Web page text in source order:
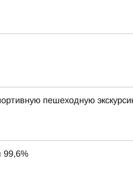
пешеходную
99,6%